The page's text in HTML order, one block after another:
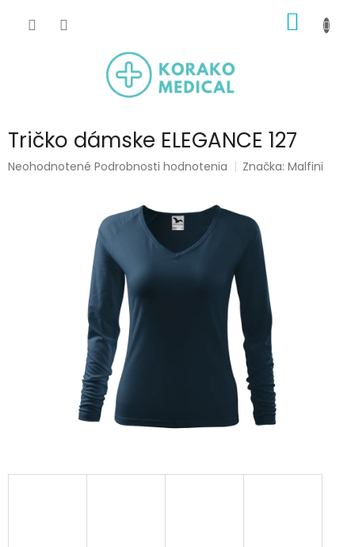
KOŠÍK
Tričko dámske ELEGANCE 127
Priemerné
Neohodnotené Podrobnosti hodnotenia Značka:Malfini